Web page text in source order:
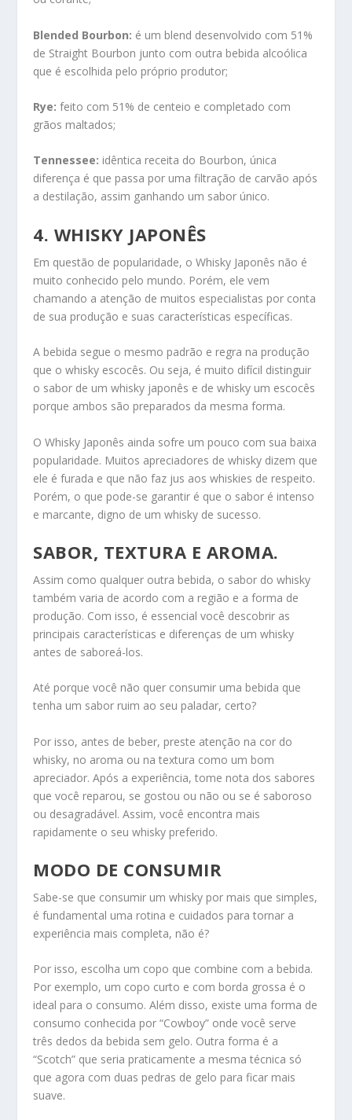
Blended Bourbon: é um blend desenvolvido com 51%
de Straight Bourbon junto com outra bebida alcoólica
que é escolhida pelo próprio produtor;
Rye: feito com 51% de centeio e completado com
grãos maltados;
Tennessee: idêntica receita do Bourbon, única
diferença é que passa por uma filtração de carvão após
a destilação, assim ganhando um sabor único.
4. WHISKY JAPONÊS
Em questão de popularidade, o Whisky Japonês não é
muito conhecido pelo mundo. Porém, ele vem
chamando a atenção de muitos especialistas por conta
de sua produção e suas características específicas.
A bebida segue o mesmo padrão e regra na produção
que o whisky escocês. Ou seja, é muito difícil distinguir
o sabor de um whisky japonês e de whisky um escocês
porque ambos são preparados da mesma forma.
O Whisky Japonês ainda sofre um pouco com sua baixa
popularidade. Muitos apreciadores de whisky dizem que
ele é furada e que não faz jus aos whiskies de respeito.
Porém, o que pode-se garantir é que o sabor é intenso
e marcante, digno de um whisky de sucesso.
SABOR, TEXTURA E AROMA.
Assim como qualquer outra bebida, o sabor do whisky
também varia de acordo com a região e a forma de
produção. Com isso, é essencial você descobrir as
principais características e diferenças de um whisky
antes de saboreá-los.
Até porque você não quer consumir uma bebida que
tenha um sabor ruim ao seu paladar, certo?
Por isso, antes de beber, preste atenção na cor do
whisky, no aroma ou na textura como um bom
apreciador. Após a experiência, tome nota dos sabores
que você reparou, se gostou ou não ou se é saboroso
ou desagradável. Assim, você encontra mais
rapidamente o seu whisky preferido.
MODO DE CONSUMIR
Sabe-se que consumir um whisky por mais que simples,
é fundamental uma rotina e cuidados para tornar a
experiência mais completa, não é?
Por isso, escolha um copo que combine com a bebida.
Por exemplo, um copo curto e com borda grossa é o
ideal para o consumo. Além disso, existe uma forma de
consumo conhecida por “Cowboy” onde você serve
três dedos da bebida sem gelo. Outra forma é a
“Scotch” que seria praticamente a mesma técnica só
que agora com duas pedras de gelo para ficar mais
suave.